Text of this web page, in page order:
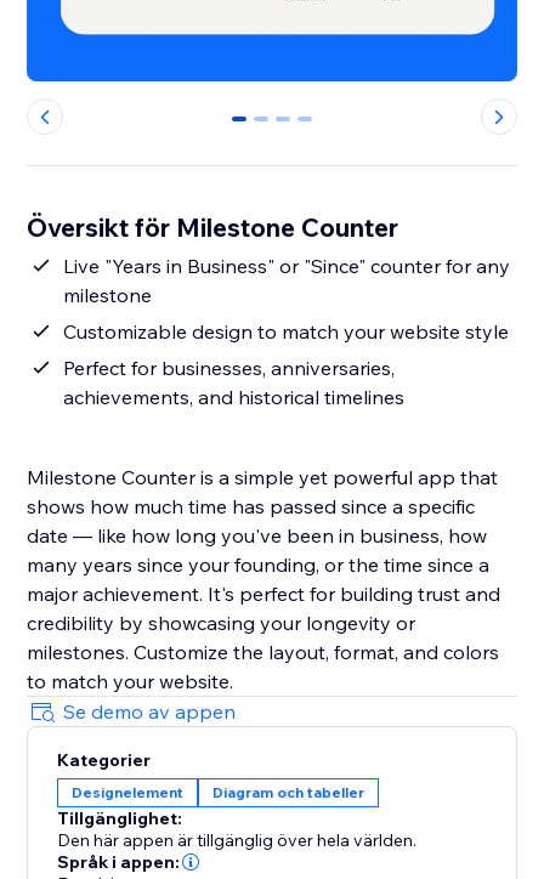
0 1 2 3
Översikt för Milestone Counter
Live "Years in Business" or "Since" counter for any
milestone
Customizable design to match your website style
Perfect for businesses, anniversaries,
achievements, and historical timelines
Milestone Counter is a simple yet powerful app that
shows how much time has passed since a specific
date — like how long you've been in business, how
many years since your founding, or the time since a
major achievement. It's perfect for building trust and
credibility by showcasing your longevity or
milestones. Customize the layout, format, and colors
to match your website.
Se demo av appen
Kategorier
Designelement Diagram och tabeller
Tillgänglighet:
Den här appen är tillgänglig över hela världen.
Språk i appen: